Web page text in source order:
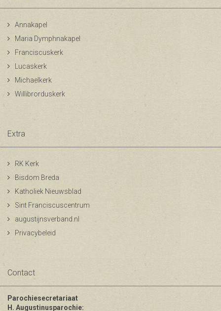
Annakapel
Maria Dymphnakapel
Franciscuskerk
Lucaskerk
Michaelkerk
Willibrorduskerk
Extra
RK Kerk
Bisdom Breda
Katholiek Nieuwsblad
Sint Franciscuscentrum
augustijnsverband.nl
Privacybeleid
Contact
Parochiesecretariaat
H. Augustinusparochie: